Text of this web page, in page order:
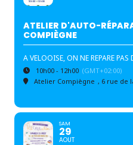
ATELIER D'AUTO-
COMPIÈGNE
A VELOOISE, ON NE REPARE
10h00 - 12h00 (GMT+02:00)
Atelier Compiègne , 6 rue de
SAM
29
AOUT